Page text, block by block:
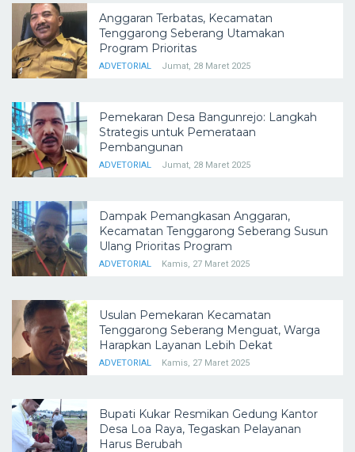
Anggaran Terbatas, Kecamatan
Tenggarong Seberang Utamakan
Program Prioritas
ADVETORIAL Jumat, 28 Maret 2025
Pemekaran Desa Bangunrejo: Langkah
Strategis untuk Pemerataan
Pembangunan
ADVETORIAL Jumat, 28 Maret 2025
Dampak Pemangkasan Anggaran,
Kecamatan Tenggarong Seberang Susun
Ulang Prioritas Program
ADVETORIAL Kamis, 27 Maret 2025
Usulan Pemekaran Kecamatan
Tenggarong Seberang Menguat, Warga
Harapkan Layanan Lebih Dekat
ADVETORIAL Kamis, 27 Maret 2025
Bupati Kukar Resmikan Gedung Kantor
Desa Loa Raya, Tegaskan Pelayanan
Harus Berubah